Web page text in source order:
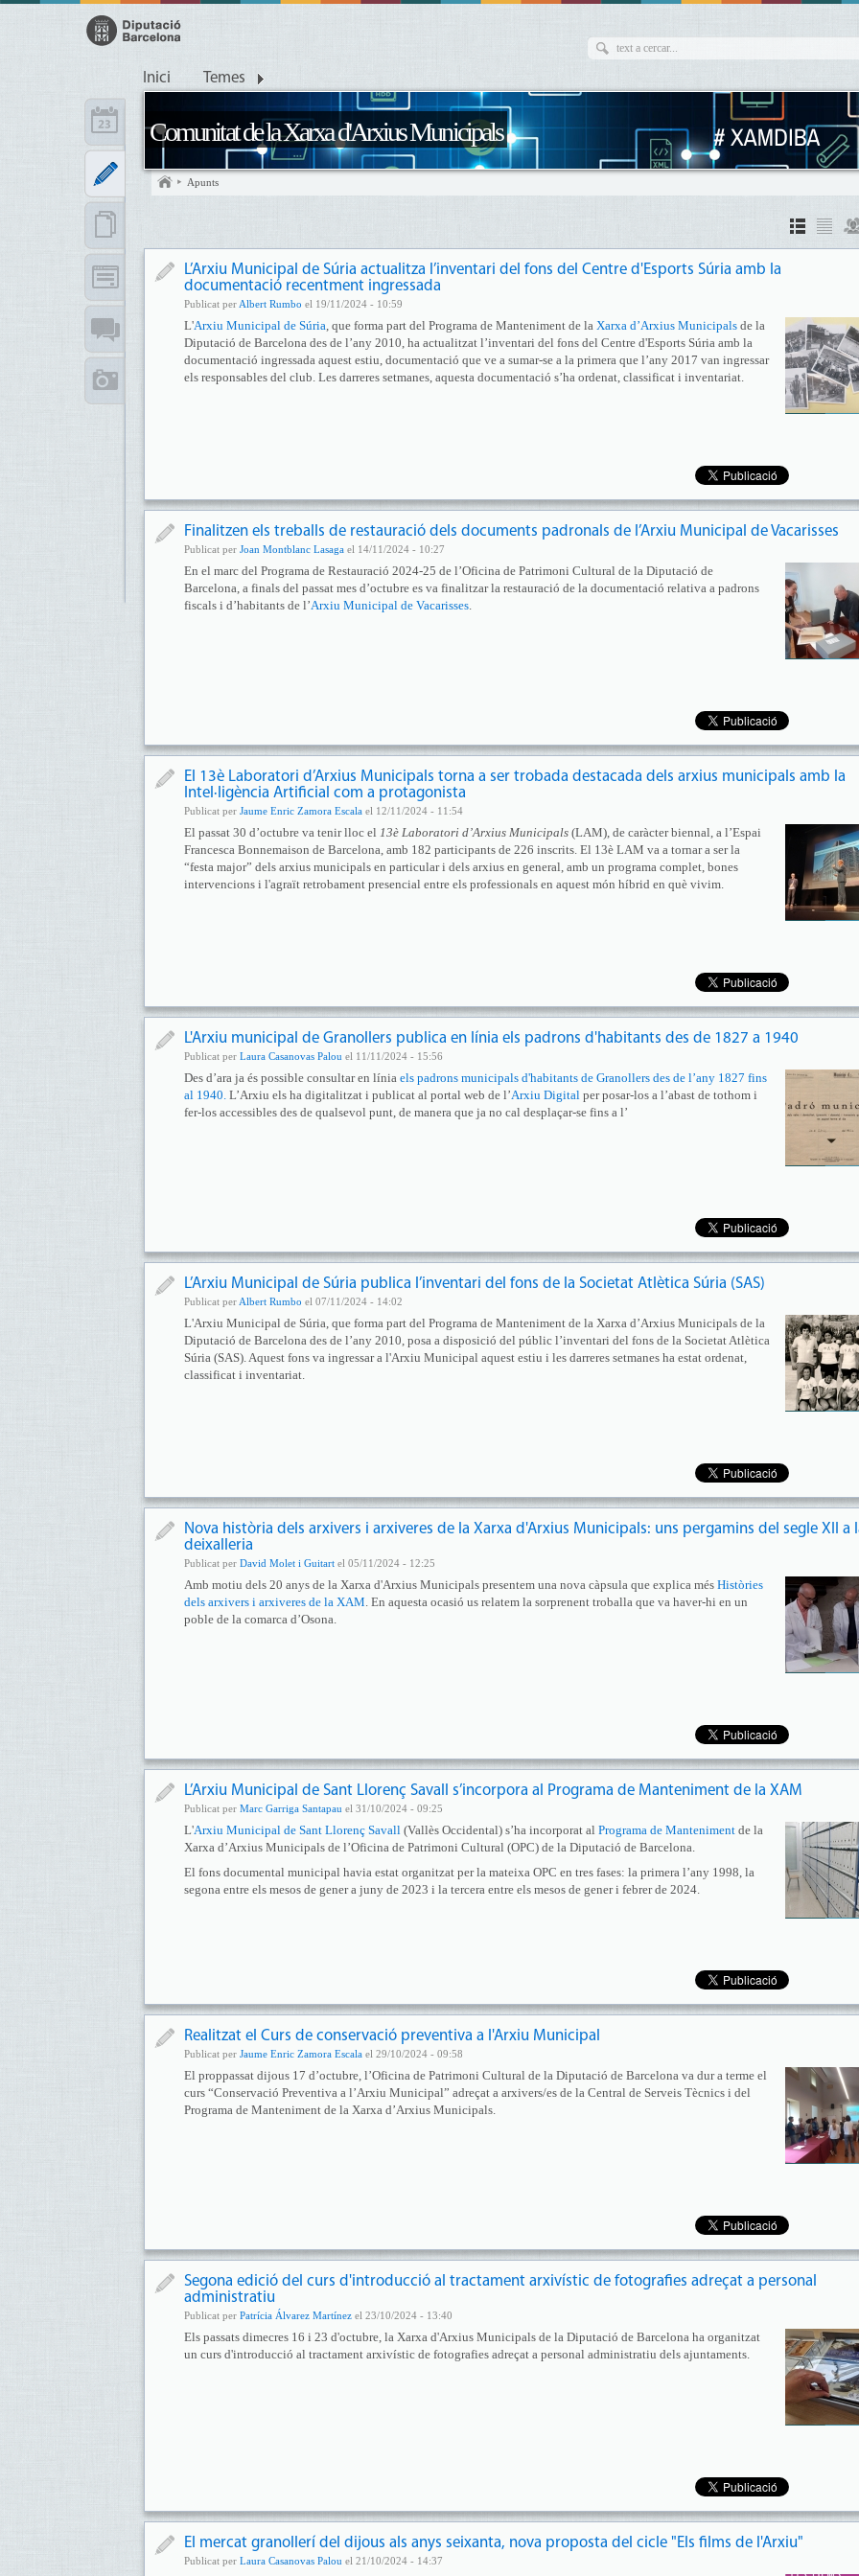
Inici Temes
Comunitat de la Xarxa d'Arxius Municipals
Apunts
L’Arxiu Municipal de Súria actualitza l’inventari del fons del Centre d'Esports Súria amb la
documentació recentment ingressada
Publicat per Albert Rumbo el 19/11/2024 - 10:59
L'Arxiu Municipal de Súria, que forma part del Programa de Manteniment de la Xarxa d’Arxius Municipals de la
Diputació de Barcelona des de l’any 2010, ha actualitzat l’inventari del fons del Centre d'Esports Súria amb la
documentació ingressada aquest estiu, documentació que ve a sumar-se a la primera que l’any 2017 van ingressar
els responsables del club. Les darreres setmanes, aquesta documentació s’ha ordenat, classificat i inventariat.
Finalitzen els treballs de restauració dels documents padronals de l’Arxiu Municipal de Vacarisses
Publicat per Joan Montblanc Lasaga el 14/11/2024 - 10:27
En el marc del Programa de Restauració 2024-25 de l’Oficina de Patrimoni Cultural de la Diputació de
Barcelona, a finals del passat mes d’octubre es va finalitzar la restauració de la documentació relativa a padrons
fiscals i d’habitants de l’Arxiu Municipal de Vacarisses.
El 13è Laboratori d’Arxius Municipals torna a ser trobada destacada dels arxius municipals amb la
Intel·ligència Artificial com a protagonista
Publicat per Jaume Enric Zamora Escala el 12/11/2024 - 11:54
El passat 30 d’octubre va tenir lloc el 13è Laboratori d’Arxius Municipals (LAM), de caràcter biennal, a l’Espai
Francesca Bonnemaison de Barcelona, amb 182 participants de 226 inscrits. El 13è LAM va a tornar a ser la
“festa major” dels arxius municipals en particular i dels arxius en general, amb un programa complet, bones
intervencions i l'agraït retrobament presencial entre els professionals en aquest món híbrid en què vivim.
L'Arxiu municipal de Granollers publica en línia els padrons d'habitants des de 1827 a 1940
Publicat per Laura Casanovas Palou el 11/11/2024 - 15:56
Des d’ara ja és possible consultar en línia els padrons municipals d'habitants de Granollers des de l’any 1827 fins
al 1940. L’Arxiu els ha digitalitzat i publicat al portal web de l’Arxiu Digital per posar-los a l’abast de tothom i
fer-los accessibles des de qualsevol punt, de manera que ja no cal desplaçar-se fins a l’
L’Arxiu Municipal de Súria publica l’inventari del fons de la Societat Atlètica Súria (SAS)
Publicat per Albert Rumbo el 07/11/2024 - 14:02
L'Arxiu Municipal de Súria, que forma part del Programa de Manteniment de la Xarxa d’Arxius Municipals de la
Diputació de Barcelona des de l’any 2010, posa a disposició del públic l’inventari del fons de la Societat Atlètica
Súria (SAS). Aquest fons va ingressar a l'Arxiu Municipal aquest estiu i les darreres setmanes ha estat ordenat,
classificat i inventariat.
Nova història dels arxivers i arxiveres de la Xarxa d'Arxius Municipals: uns pergamins del segle XII a
deixalleria
Publicat per David Molet i Guitart el 05/11/2024 - 12:25
Amb motiu dels 20 anys de la Xarxa d'Arxius Municipals presentem una nova càpsula que explica més Històries
dels arxivers i arxiveres de la XAM. En aquesta ocasió us relatem la sorprenent troballa que va haver-hi en un
poble de la comarca d’Osona.
L’Arxiu Municipal de Sant Llorenç Savall s’incorpora al Programa de Manteniment de la XAM
Publicat per Marc Garriga Santapau el 31/10/2024 - 09:25
L'Arxiu Municipal de Sant Llorenç Savall (Vallès Occidental) s’ha incorporat al Programa de Manteniment de la
Xarxa d’Arxius Municipals de l’Oficina de Patrimoni Cultural (OPC) de la Diputació de Barcelona.
El fons documental municipal havia estat organitzat per la mateixa OPC en tres fases: la primera l’any 1998, la
segona entre els mesos de gener a juny de 2023 i la tercera entre els mesos de gener i febrer de 2024.
Realitzat el Curs de conservació preventiva a l'Arxiu Municipal
Publicat per Jaume Enric Zamora Escala el 29/10/2024 - 09:58
El proppassat dijous 17 d’octubre, l’Oficina de Patrimoni Cultural de la Diputació de Barcelona va dur a terme el
curs “Conservació Preventiva a l’Arxiu Municipal” adreçat a arxivers/es de la Central de Serveis Tècnics i del
Programa de Manteniment de la Xarxa d’Arxius Municipals.
Segona edició del curs d'introducció al tractament arxivístic de fotografies adreçat a personal
administratiu
Publicat per Patrícia Álvarez Martínez el 23/10/2024 - 13:40
Els passats dimecres 16 i 23 d'octubre, la Xarxa d'Arxius Municipals de la Diputació de Barcelona ha organitzat
un curs d'introducció al tractament arxivístic de fotografies adreçat a personal administratiu dels ajuntaments.
El mercat granollerí del dijous als anys seixanta, nova proposta del cicle "Els films de l'Arxiu"
Publicat per Laura Casanovas Palou el 21/10/2024 - 14:37